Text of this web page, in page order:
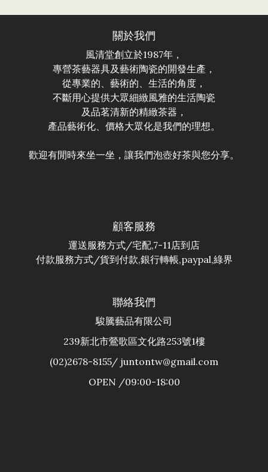
關於我們
風清堂創立於1987年，
專營茶藝器具及藝術陶瓷的開發生產，
從專業的、藝術的、生活的角度，
不斷用心提供大眾細緻風雅的生活陶瓷
及品茗清新的精緻茶器，
產品藝術化、價格大眾化是我們的理想。
歡迎有閒時來坐一坐，讓我們泡壺好茶與您分享。
顧客服務
運送服務方式/宅配,7-11店到店
付款服務方式/貨到付款,銀行轉帳,paypal,綠界
聯絡我們
駿騰藝品有限公司
239新北市鶯歌區文化路253號1樓
(02)2678-8155/ juntontw@gmail.com
OPEN /09:00-18:00